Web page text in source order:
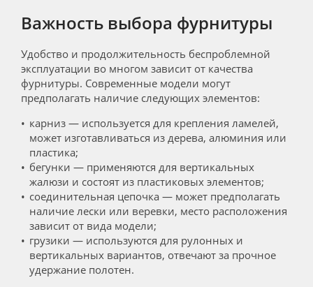
Важность выбора фурнитуры
Удобство и продолжительность беспроблемной
эксплуатации во многом зависит от качества
фурнитуры. Современные модели могут
предполагать наличие следующих элементов:
карниз — используется для крепления ламелей,
может изготавливаться из дерева, алюминия или
пластика;
бегунки — применяются для вертикальных
жалюзи и состоят из пластиковых элементов;
соединительная цепочка — может предполагать
наличие лески или веревки, место расположения
зависит от вида модели;
грузики — используются для рулонных и
вертикальных вариантов, отвечают за прочное
удержание полотен.